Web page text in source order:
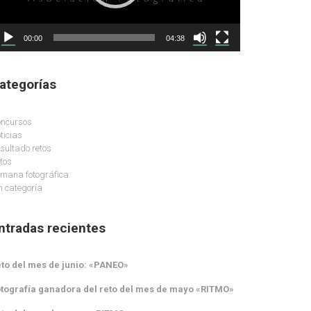
00:00 04:38
retos
fotográfica
categoría
recientes
del mes de junio: «PANEO»
ganadora del reto del mes de mayo «RITMO»